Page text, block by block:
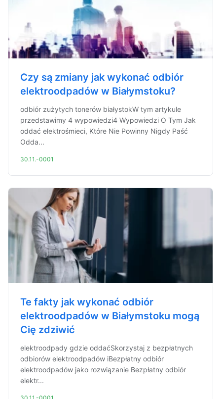
Czy są zmiany jak wykonać odbiór
elektroodpadów w Białymstoku?
odbiór zużytych tonerów białystokW tym artykule
przedstawimy 4 wypowiedzi4 Wypowiedzi O Tym Jak
oddać elektrośmieci, Które Nie Powinny Nigdy Paść
Odda...
30.11.-0001
Te fakty jak wykonać odbiór
elektroodpadów w Białymstoku mogą
Cię zdziwić
elektroodpady gdzie oddaćSkorzystaj z bezpłatnych
odbiorów elektroodpadów iBezpłatny odbiór
elektroodpadów jako rozwiązanie Bezpłatny odbiór
elektr...